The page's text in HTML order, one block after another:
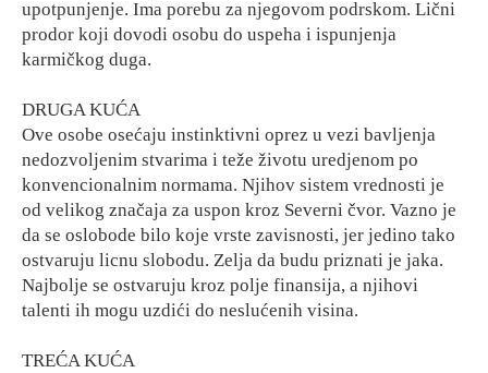
upotpunjenje. Ima porebu za njegovom podrskom. Lični
prodor koji dovodi osobu do uspeha i ispunjenja
karmičkog duga.
DRUGA KUĆA
Ove osobe osećaju instinktivni oprez u vezi bavljenja
nedozvoljenim stvarima i teže životu uredjenom po
konvencionalnim normama. Njihov sistem vrednosti je
od velikog značaja za uspon kroz Severni čvor. Vazno je
da se oslobode bilo koje vrste zavisnosti, jer jedino tako
ostvaruju licnu slobodu. Zelja da budu priznati je jaka.
Najbolje se ostvaruju kroz polje finansija, a njihovi
talenti ih mogu uzdići do neslućenih visina.
TREĆA KUĆA